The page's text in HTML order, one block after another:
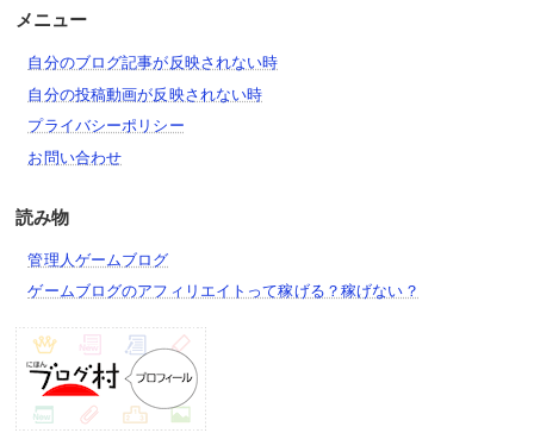
メニュー
自分のブログ記事が反映されない時
自分の投稿動画が反映されない時
プライバシーポリシー
お問い合わせ
読み物
管理人ゲームブログ
ゲームブログのアフィリエイトって稼げる？稼げない？